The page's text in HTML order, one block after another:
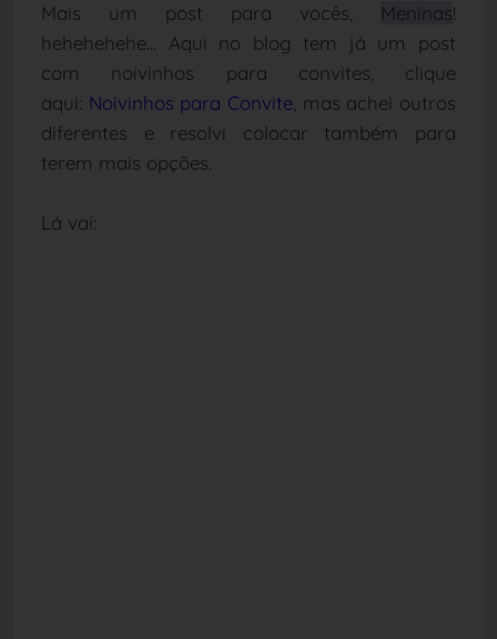
Mais um post para vocês, Meninas!
hehehehehe... Aqui no blog tem já um post
com noivinhos para convites, clique
aqui: Noivinhos para Convite , mas achei outros
diferentes e resolvi colocar também para
terem mais opções.
Lá vai: